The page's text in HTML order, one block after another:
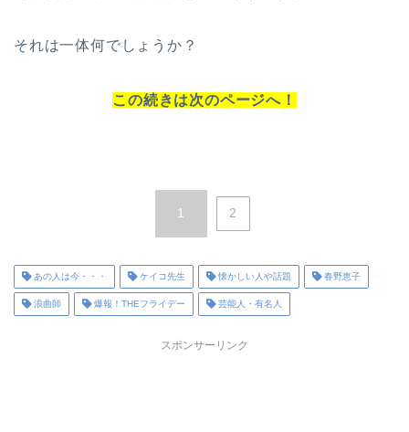
それは一体何でしょうか？
この続きは次のページへ！
1 2
あの人は今・・・ ケイコ先生 懐かしい人や話題 春野恵子
浪曲師 爆報！THEフライデー 芸能人・有名人
スポンサーリンク